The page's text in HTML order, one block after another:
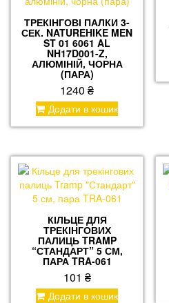
ТРЕКІНГОВІ ПАЛКИ 3-
СЕК. NATUREHIKE MEN
ST 01 6061 AL
NH17D001-Z,
АЛЮМІНІЙ, ЧОРНА
(ПАРА)
1240₴
Додати в кошик
КІЛЬЦЕ ДЛЯ
ТРЕКІНГОВИХ
ПАЛИЦЬ TRAMP
“СТАНДАРТ” 5 СМ,
ПАРА TRA-061
101 ₴
Додати в кошик